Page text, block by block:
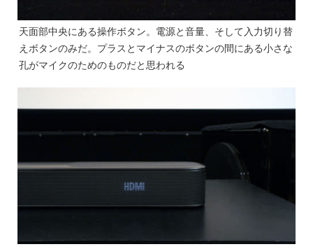
天面部中央にある操作ボタン。電源と音量、そして入力切り替
えボタンのみだ。プラスとマイナスのボタンの間にある小さな
孔がマイクのためのものだと思われる